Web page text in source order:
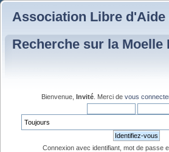
Association Libre d'Aide
Recherche sur la Moelle
Bienvenue, Invité . Merci de vous
Connexion avec identifiant, mot de passe